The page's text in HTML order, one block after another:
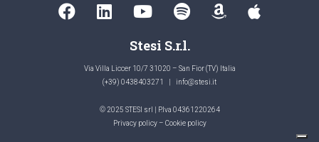
Stesi S.r.l.
Via Villa Liccer 10/7 31020 – San Fior (TV) Italia
(+39) 0438403271
info@stesi.it
© 2025 STESI srl | P.Iva 04361220264
Privacy policy– Cookie policy